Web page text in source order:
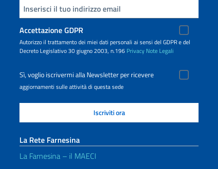
Inserisci la tua email
Accettazione GDPR
Autorizzo il trattamento dei miei dati personali ai sensi del GDPR e del
Decreto Legislativo 30 giugno 2003, n.196 Privacy Note Legali
Sì, voglio iscrivermi alla Newsletter per ricevere
aggiornamenti sulle attività di questa sede
La Rete Farnesina
La Farnesina – il MAECI